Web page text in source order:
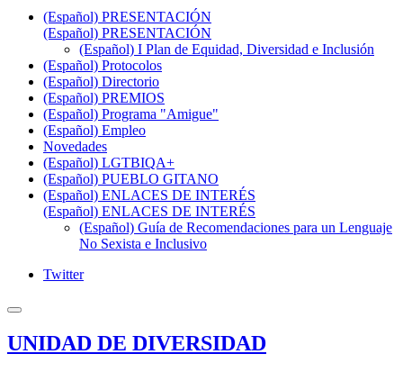
(Español) PRESENTACIÓN
(Español) PRESENTACIÓN
(Español) I Plan de Equidad, Diversidad e Inclusión
(Español) Protocolos
(Español) Directorio
(Español) PREMIOS
(Español) Programa "Amigue"
(Español) Empleo
Novedades
(Español) LGTBIQA+
(Español) PUEBLO GITANO
(Español) ENLACES DE INTERÉS
(Español) ENLACES DE INTERÉS
(Español) Guía de Recomendaciones para un Lenguaje
No Sexista e Inclusivo
Twitter
UNIDAD DE DIVERSIDAD